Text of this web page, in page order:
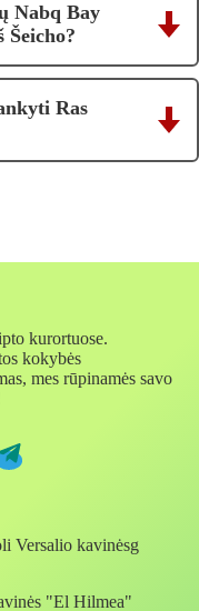
Nabq Bay
Šeicho?
Ras
kurortuose.
kokybės
mes rūpinamės savo
Versalio kavinėsg
"El Hilmea"